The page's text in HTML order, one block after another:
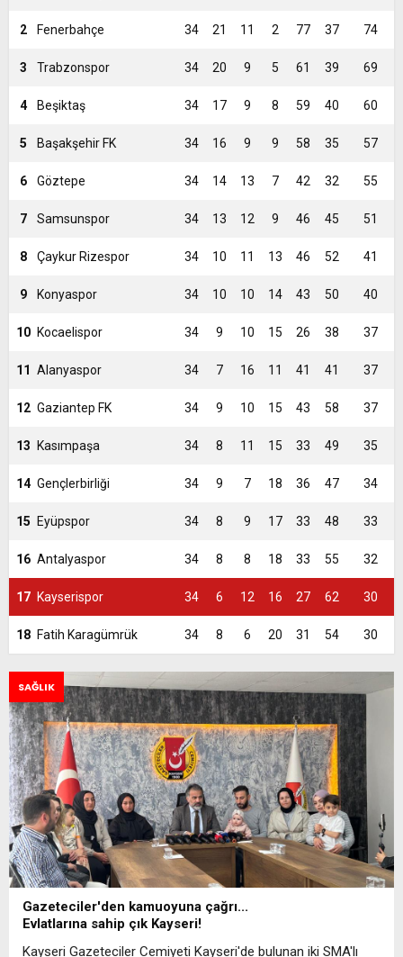
2 Fenerbahçe 34 21 11 2 77 37 74
3 Trabzonspor 34 20 9 5 61 39 69
4 Beşiktaş 34 17 9 8 59 40 60
5 Başakşehir FK 34 16 9 9 58 35 57
6 Göztepe 34 14 13 7 42 32 55
7 Samsunspor 34 13 12 9 46 45 51
8 Çaykur Rizespor 34 10 11 13 46 52 41
9 Konyaspor 34 10 10 14 43 50 40
10 Kocaelispor 34 9 10 15 26 38 37
11 Alanyaspor 34 7 16 11 41 41 37
12 Gaziantep FK 34 9 10 15 43 58 37
13 Kasımpaşa 34 8 11 15 33 49 35
14 Gençlerbirliği 34 9 7 18 36 47 34
15 Eyüpspor 34 8 9 17 33 48 33
16 Antalyaspor 34 8 8 18 33 55 32
17 Kayserispor 34 6 12 16 27 62 30
18 Fatih Karagümrük 34 8 6 20 31 54 30
SAĞLIK
Gazeteciler'den kamuoyuna çağrı...
Evlatlarına sahip çık Kayseri!
Kayseri Gazeteciler Cemiyeti Kayseri'de bulunan iki SMA'lı